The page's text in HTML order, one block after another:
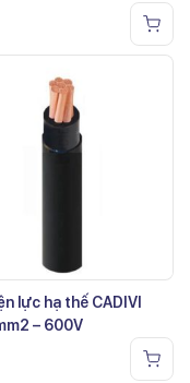
lực hạ thế CADIVI
– 600V